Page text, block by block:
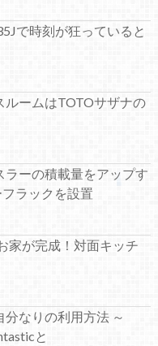
で時刻が狂っていると
ルームはTOTOサザナの
ラーの積載量をアップす
ラックを設置
家が完成！対面キッチ
なりの利用方法 ～
と